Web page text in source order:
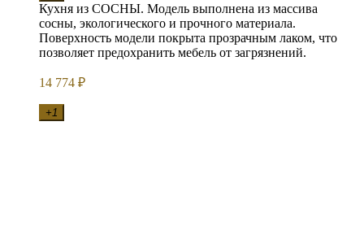
Кухня из СОСНЫ. Модель выполнена из массива
сосны, экологического и прочного материала.
Поверхность модели покрыта прозрачным лаком, что
позволяет предохранить мебель от загрязнений.
14 774 ₽
+1